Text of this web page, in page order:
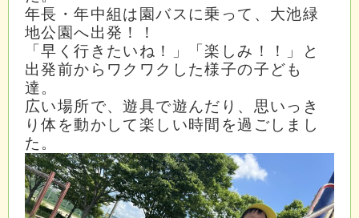
年長・年中組は園バスに乗って、大池緑
地公園へ出発！！
「早く行きたいね！」「楽しみ！！」と
出発前からワクワクした様子の子ども
達。
広い場所で、遊具で遊んだり、思いっき
り体を動かして楽しい時間を過ごしまし
た。